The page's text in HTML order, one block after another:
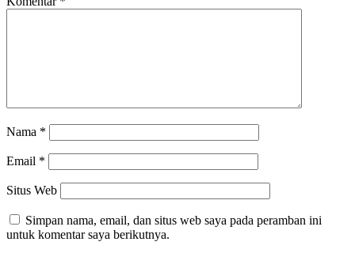
Nama *
Email *
Situs Web
Simpan nama, email, dan situs web saya pada peramban ini
untuk komentar saya berikutnya.